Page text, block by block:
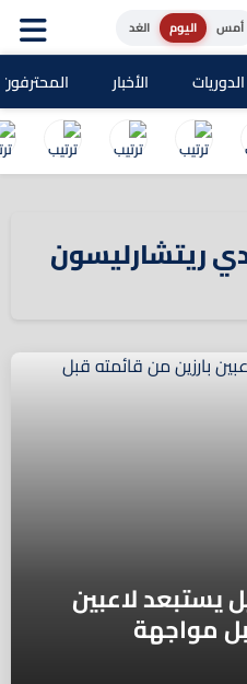
أمس اليوم الغد
الدوريات الأخبار
ريتشارليسون
يستبعد لاعبين
مواجهة